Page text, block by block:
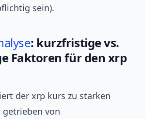
sein).
: kurzfristige vs.
Faktoren für den xrp
der xrp kurs zu starken
getrieben von